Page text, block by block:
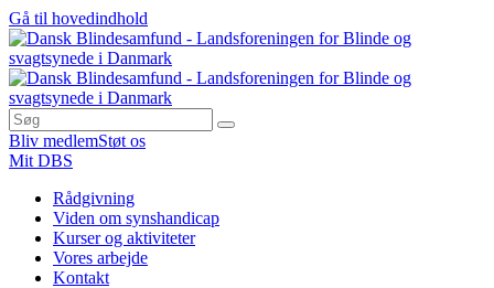
Gå til hovedindhold
Bliv medlemStøt os
Mit DBS
Rådgivning
Viden om synshandicap
Kurser og aktiviteter
Vores arbejde
Kontakt